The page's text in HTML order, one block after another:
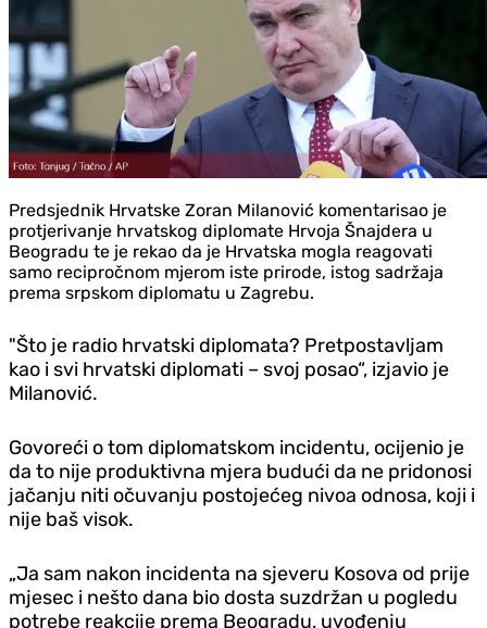
Predsjednik Hrvatske Zoran Milanović komentarisao je
protjerivanje hrvatskog diplomate Hrvoja Šnajdera u
Beogradu te je rekao da je Hrvatska mogla reagovati
samo recipročnom mjerom iste prirode, istog sadržaja
prema srpskom diplomatu u Zagrebu.
"Što je radio hrvatski diplomata? Pretpostavljam
kao i svi hrvatski diplomati – svoj posao“, izjavio je
Milanović.
Govoreći o tom diplomatskom incidentu, ocijenio je
da to nije produktivna mjera budući da ne pridonosi
jačanju niti očuvanju postojećeg nivoa odnosa, koji i
nije baš visok.
„Ja sam nakon incidenta na sjeveru Kosova od prije
mjesec i nešto dana bio dosta suzdržan u pogledu
potrebe reakcije prema Beogradu, uvođenju